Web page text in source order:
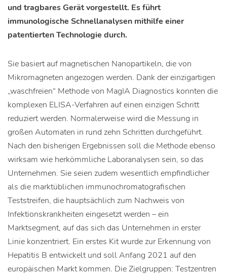
und tragbares Gerät vorgestellt. Es führt
immunologische Schnellanalysen mithilfe einer
patentierten Technologie durch.
Sie basiert auf magnetischen Nanopartikeln, die von
Mikromagneten angezogen werden. Dank der einzigartigen
„waschfreien“ Methode von MagIA Diagnostics konnten die
komplexen ELISA-Verfahren auf einen einzigen Schritt
reduziert werden. Normalerweise wird die Messung in
großen Automaten in rund zehn Schritten durchgeführt.
Nach den bisherigen Ergebnissen soll die Methode ebenso
wirksam wie herkömmliche Laboranalysen sein, so das
Unternehmen. Sie seien zudem wesentlich empfindlicher
als die marktüblichen immunochromatografischen
Teststreifen, die hauptsächlich zum Nachweis von
Infektionskrankheiten eingesetzt werden – ein
Marktsegment, auf das sich das Unternehmen in erster
Linie konzentriert. Ein erstes Kit wurde zur Erkennung von
Hepatitis B entwickelt und soll Anfang 2021 auf den
europäischen Markt kommen. Die Zielgruppen: Testzentren